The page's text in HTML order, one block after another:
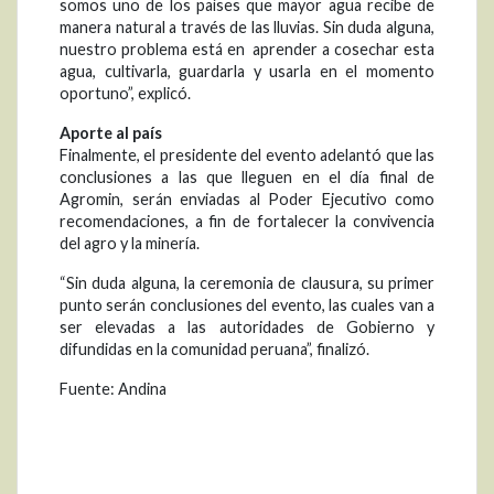
somos uno de los países que mayor agua recibe de
manera natural a través de las lluvias. Sin duda alguna,
nuestro problema está en aprender a cosechar esta
agua, cultivarla, guardarla y usarla en el momento
oportuno”, explicó.
Aporte al país
Finalmente, el presidente del evento adelantó que las
conclusiones a las que lleguen en el día final de
Agromin, serán enviadas al Poder Ejecutivo como
recomendaciones, a fin de fortalecer la convivencia
del agro y la minería.
“Sin duda alguna, la ceremonia de clausura, su primer
punto serán conclusiones del evento, las cuales van a
ser elevadas a las autoridades de Gobierno y
difundidas en la comunidad peruana”, finalizó.
Fuente: Andina